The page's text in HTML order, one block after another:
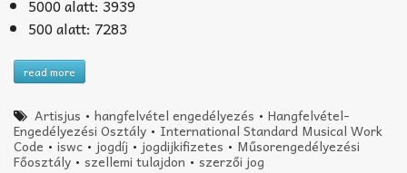
5000 alatt: 3939
500 alatt: 7283
read more
Artisjus •hangfelvétel engedélyezés •Hangfelvétel-
Engedélyezési Osztály • International Standard Musical Work
Code • iswc • jogdíj • jogdijkifizetes • Műsorengedélyezési
Főosztály • szellemi tulajdon • szerzői jog